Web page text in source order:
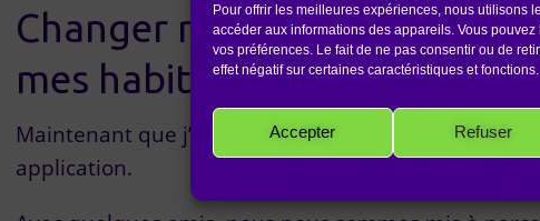
Pour offrir les meilleures expériences, nous utilisons
accéder aux informations des appareils. Vous
vos préférences. Le fait de ne pas consentir ou de
effet négatif sur certaines caractéristiques et fonctions.
Accepter Refuser
Changer radicalement ma
mes habitudes
Maintenant que j’avais la clé, il ne me restait plus
application.